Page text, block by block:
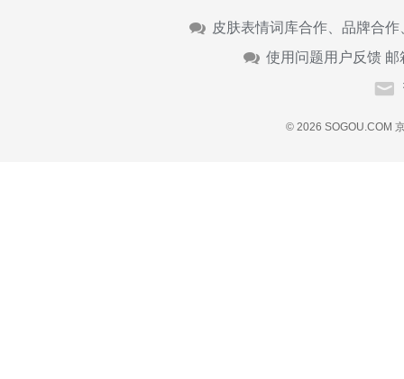
皮肤表情词库合作、品牌合
使用问题用户反馈 邮
© 2026 SOGOU.COM